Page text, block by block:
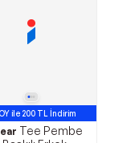
ile 200 TL İndirim
Tee Pembe